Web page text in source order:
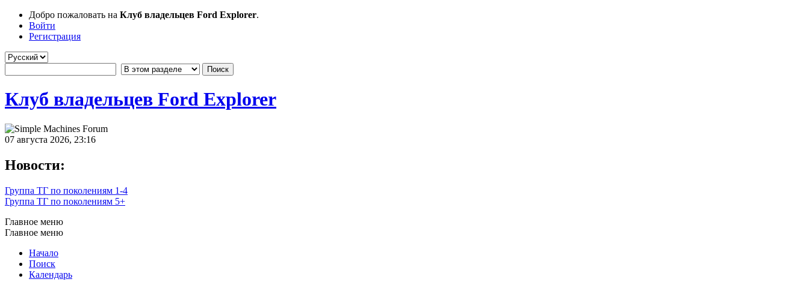
Добро пожаловать на Клуб владельцев Ford Explorer.
Войти
Регистрация
Клуб владельцев Ford Explorer
07 августа 2026, 23:16
Новости:
Группа ТГ по поколениям 1-4
Группа ТГ по поколениям 5+
Главное меню
Главное меню
Начало
Поиск
Календарь